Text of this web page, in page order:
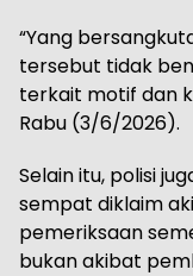
“Yang
tersebut tidak
terkait motif dan
Rabu (3/6/2026).
Selain itu, polisi
sempat diklaim
pemeriksaan
bukan akibat